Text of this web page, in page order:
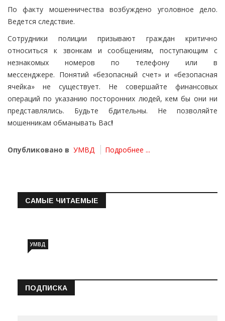
По факту мошенничества возбуждено уголовное дело.
Ведется следствие.
Сотрудники полиции призывают граждан критично
относиться к звонкам и сообщениям, поступающим с
незнакомых номеров по телефону или в
мессенджере. Понятий «безопасный счет» и «безопасная
ячейка» не существует. Не совершайте финансовых
операций по указанию посторонних людей, кем бы они ни
представлялись. Будьте бдительны. Не позволяйте
мошенникам обманывать Вас!
Опубликовано в УМВД Подробнее ...
САМЫЕ ЧИТАЕМЫЕ
УМВД
ПОДПИСКА